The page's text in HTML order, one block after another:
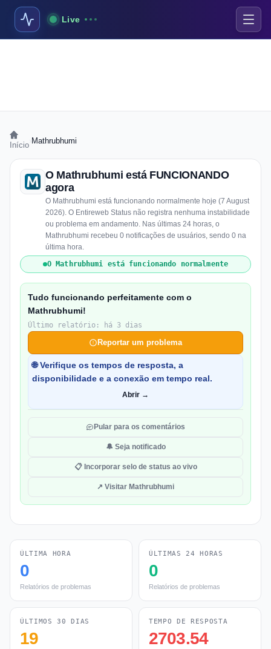
Live
Início Mathrubhumi
O Mathrubhumi está FUNCIONANDO
agora
O Mathrubhumi está funcionando normalmente hoje (7 August
2026). O Entireweb Status não registra nenhuma instabilidade
ou problema em andamento. Nas últimas 24 horas, o
Mathrubhumi recebeu 0 notificações de usuários, sendo 0 na
última hora.
O Mathrubhumi está funcionando normalmente
Tudo funcionando perfeitamente com o
Mathrubhumi!
Último relatório: há 3 dias
Reportar um problema
🌐 Verifique os tempos de resposta, a
disponibilidade e a conexão em tempo real.
Abrir →
Pular para os comentários
🔔 Seja notificado
📋 Incorporar selo de status ao vivo
↗ Visitar Mathrubhumi
ÚLTIMA HORA
0
Relatórios de problemas
ÚLTIMAS 24 HORAS
0
Relatórios de problemas
ÚLTIMOS 30 DIAS
19
TEMPO DE RESPOSTA
2703.54